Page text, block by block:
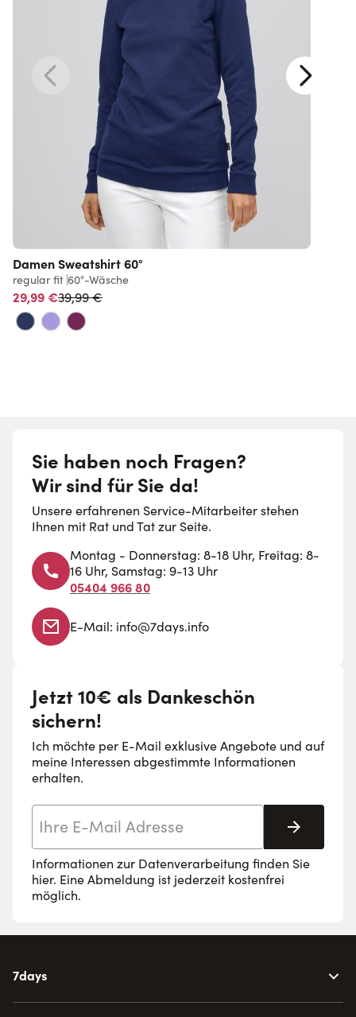
Damen Sweatshirt 60°
regular fit 60°-Wäsche
29,99 €Normalpreis
39,99 €
Sie haben noch Fragen?
Wir sind für Sie da!
Unsere erfahrenen Service-Mitarbeiter stehen
Ihnen mit Rat und Tat zur Seite.
Montag - Donnerstag: 8-18 Uhr, Freitag: 8-
16 Uhr, Samstag: 9-13 Uhr
05404 966 80
E-Mail: info@7days.info
Jetzt 10€ als Dankeschön
sichern!
Ich möchte per E-Mail exklusive Angebote und auf
meine Interessen abgestimmte Informationen
erhalten.
Informationen zur Datenverarbeitung finden Sie
hier. Eine Abmeldung ist jederzeit kostenfrei
möglich.
7days